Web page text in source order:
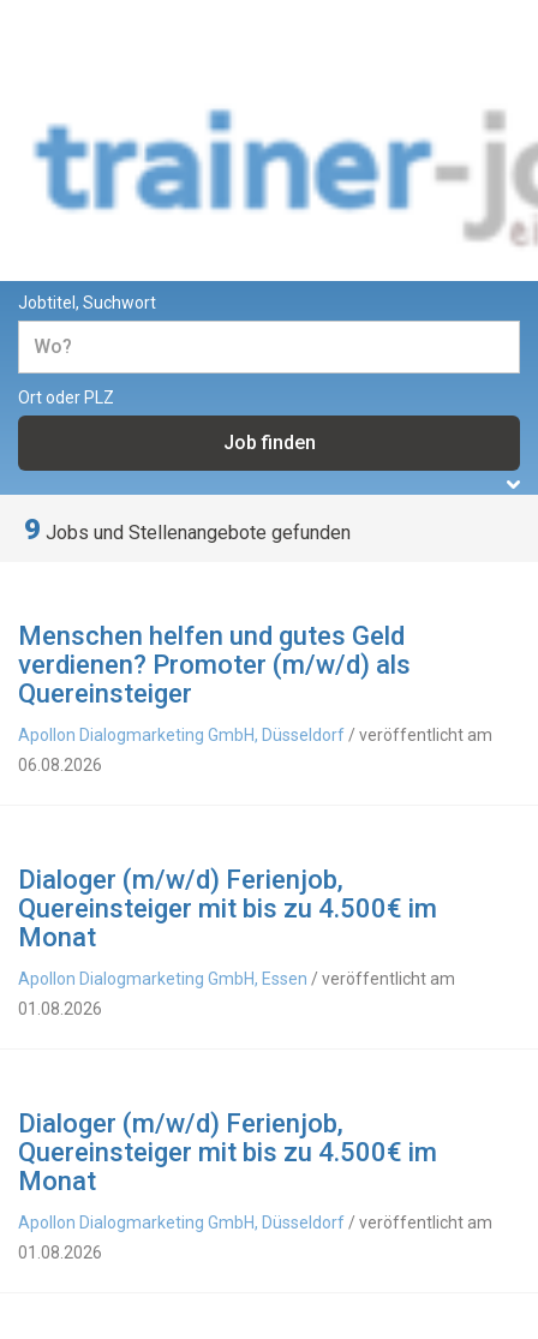
Jobs und Stellenangebote für
Trainer und Dozenten
Jobtitel, Suchwort
Ort oder PLZ
9 Jobs und Stellenangebote gefunden
Menschen helfen und gutes Geld
verdienen? Promoter (m/w/d) als
Quereinsteiger
Apollon Dialogmarketing GmbH, Düsseldorf / veröffentlicht am
06.08.2026
Dialoger (m/w/d) Ferienjob,
Quereinsteiger mit bis zu 4.500€ im
Monat
Apollon Dialogmarketing GmbH, Essen / veröffentlicht am
01.08.2026
Dialoger (m/w/d) Ferienjob,
Quereinsteiger mit bis zu 4.500€ im
Monat
Apollon Dialogmarketing GmbH, Düsseldorf / veröffentlicht am
01.08.2026